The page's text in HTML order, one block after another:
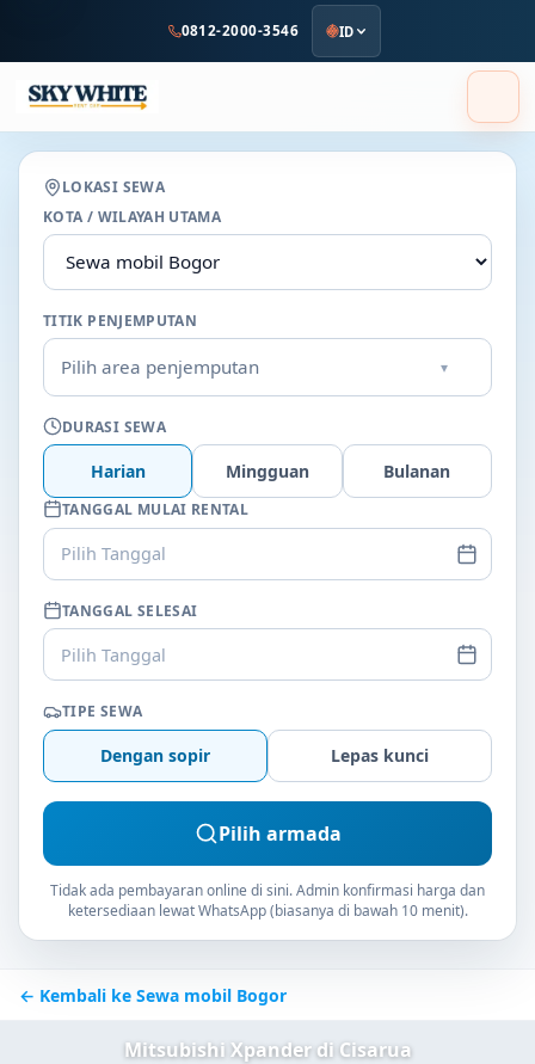
utama
0812-2000-3546 ID
LOKASI SEWA
KOTA / WILAYAH UTAMA
TITIK PENJEMPUTAN
Pilih area penjemputan ▾
DURASI SEWA
Harian Mingguan Bulanan
TANGGAL MULAI RENTAL
Pilih Tanggal
TANGGAL SELESAI
Pilih Tanggal
TIPE SEWA
Dengan sopir Lepas kunci
Pilih armada
Tidak ada pembayaran online di sini. Admin konfirmasi harga dan
ketersediaan lewat WhatsApp (biasanya di bawah 10 menit).
← Kembali ke Sewa mobil Bogor
Mitsubishi Xpander di Cisarua